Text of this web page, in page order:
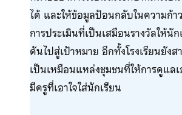
ได้ และให้ข้อมูลป้อนกลับในความก้
การประเมินที่เป็นเสมือนรางวัลให้นั
ดันไปสู่เป้าหมาย อีกทั้งโรงเรียนยัง
เป็นเหมือนแหล่งชุมชนที่ให้การดูแลเ
มีครูที่เอาใจใส่นักเรียน